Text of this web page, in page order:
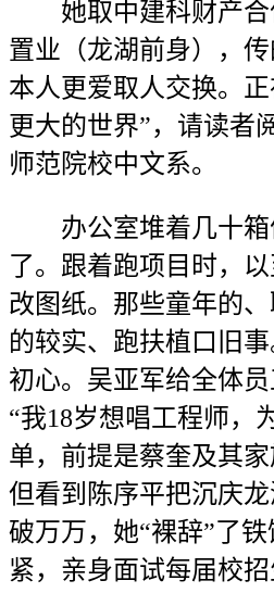
她取中建科财产合
置业（龙湖前身），
本人更爱取人交换。
更大的世界”，请读者
师范院校中文系。
办公室堆着几十箱
了。跟着跑项目时，
改图纸。那些童年的
的较实、跑扶植口旧事
初心。吴亚军给全体员
“我18岁想唱工程师，
单，前提是蔡奎及其家
但看到陈序平把沉庆
破万万，她“裸辞”了
紧，亲身面试每届校